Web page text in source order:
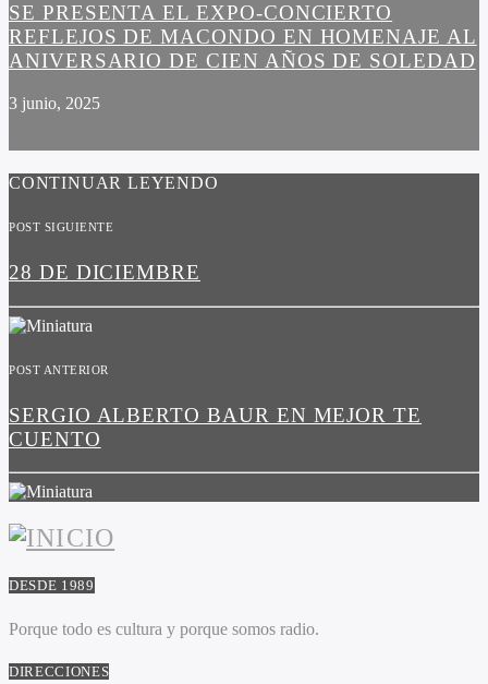
SE PRESENTA EL EXPO-CONCIERTO
REFLEJOS DE MACONDO EN HOMENAJE AL
ANIVERSARIO DE CIEN AÑOS DE SOLEDAD
3 junio, 2025
CONTINUAR LEYENDO
POST SIGUIENTE
28 DE DICIEMBRE
POST ANTERIOR
SERGIO ALBERTO BAUR EN MEJOR TE
CUENTO
DESDE 1989
Porque todo es cultura y porque somos radio.
DIRECCIONES